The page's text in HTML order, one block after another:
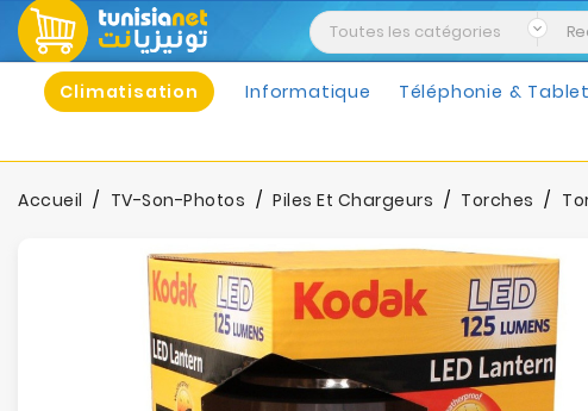
Climatisation Informatique Téléphonie &
Accueil TV-Son-Photos Piles Et Chargeurs Torches